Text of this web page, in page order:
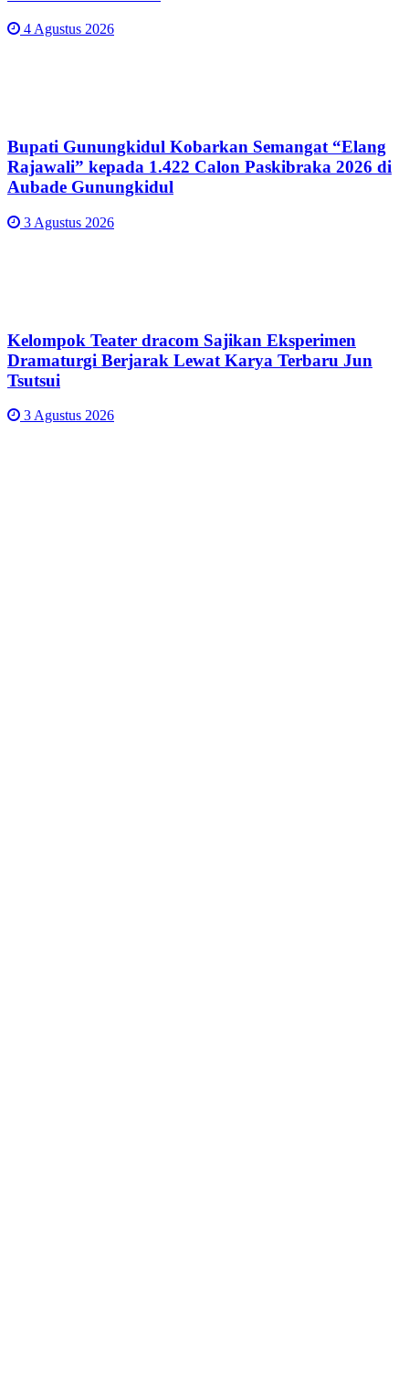
4 Agustus 2026
Bupati Gunungkidul Kobarkan Semangat “Elang
Rajawali” kepada 1.422 Calon Paskibraka 2026 di
Aubade Gunungkidul
3 Agustus 2026
Kelompok Teater dracom Sajikan Eksperimen
Dramaturgi Berjarak Lewat Karya Terbaru Jun
Tsutsui
3 Agustus 2026